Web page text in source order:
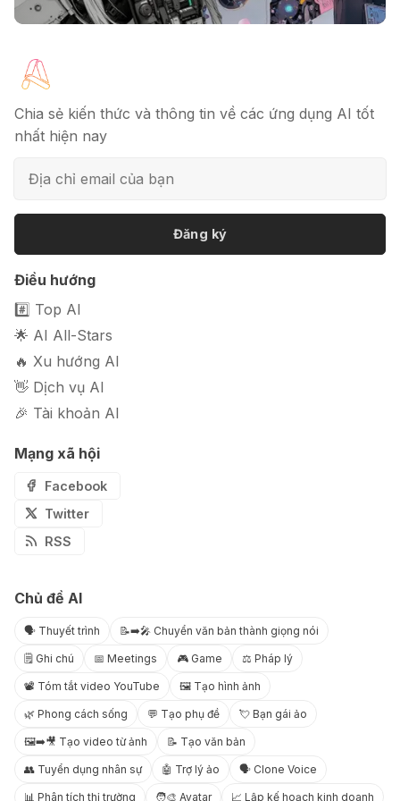
ảnh sản phẩm chuyên nghiệp
Chia sẻ kiến thức và thông tin về các ứng dụng AI tốt
nhất hiện nay
Đăng ký
Điều hướng
#️⃣ Top AI
🌟 AI All-Stars
🔥 Xu hướng AI
👋 Dịch vụ AI
🎉 Tài khoản AI
Mạng xã hội
Facebook
Twitter
RSS
Chủ đề AI
🗣️ Thuyết trình 📝➡️🎤 Chuyển văn bản thành giọng nói
🗒️ Ghi chú 📅 Meetings 🎮 Game ⚖️ Pháp lý
📽️ Tóm tắt video YouTube 🖼️ Tạo hình ảnh
🌿 Phong cách sống 💬 Tạo phụ đề 💘 Bạn gái ảo
🖼️➡️🎥 Tạo video từ ảnh 📝 Tạo văn bản
👥 Tuyển dụng nhân sự 🤖 Trợ lý ảo 🗣️ Clone Voice
📊 Phân tích thị trường 🧑‍🎨 Avatar 📈 Lập kế hoạch kinh doanh